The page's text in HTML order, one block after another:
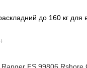
до 160 кг для